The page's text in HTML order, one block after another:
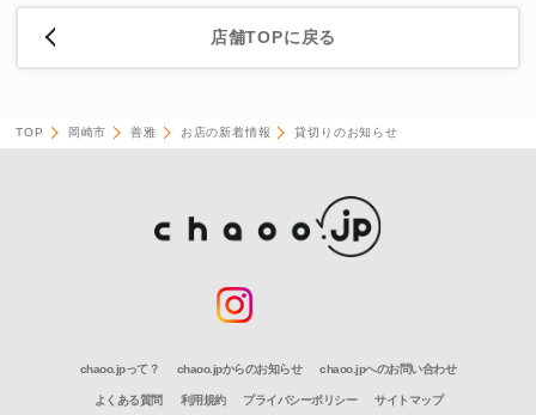
店舗TOPに戻る
TOP 岡崎市 善雅 お店の新着情報 貸切りのお知らせ
chaoo.jpって？ chaoo.jpからのお知らせ chaoo.jpへのお問い合わせ
よくある質問 利用規約 プライバシーポリシー サイトマップ